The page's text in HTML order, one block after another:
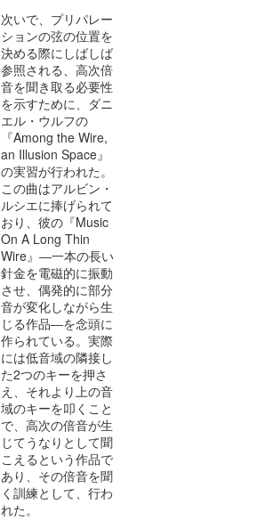
次いで、プリパレー
ションの弦の位置を
決める際にしばしば
参照される、高次倍
音を聞き取る必要性
を示すために、ダニ
エル・ウルフの
『Among the Wire,
an Illusion Space』
の実習が行われた。
この曲はアルビン・
ルシエに捧げられて
おり、彼の 『Music
On A Long Thin
Wire』 ―一本の長い
針金を電磁的に振動
させ、偶発的に部分
音が変化しながら生
じる作品―を念頭に
作られている。実際
には低音域の隣接し
た2つのキーを押さ
え、それより上の音
域のキーを叩くこと
で、高次の倍音が生
じてうなりとして聞
こえるという作品で
あり、その倍音を聞
く訓練として、行わ
れた。